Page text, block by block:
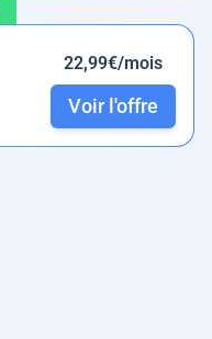
22,99€/mois
Voir l'offre